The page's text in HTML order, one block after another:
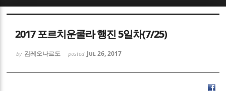
2017 포르치운쿨라 행진 5일차(7/25)
by 김레오나르도 posted Jul 26, 2017
Sketchbook5, 스케치북5
Sketchbook5, 스케치북5